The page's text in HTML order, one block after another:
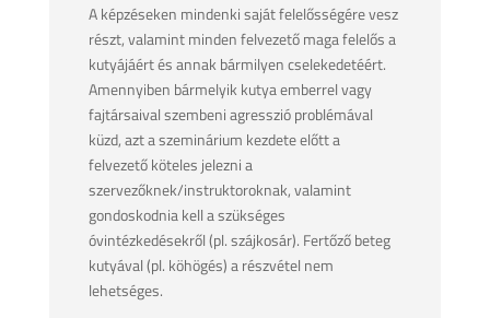
A képzéseken mindenki saját felelősségére vesz
részt, valamint minden felvezető maga felelős a
kutyájáért és annak bármilyen cselekedetéért.
Amennyiben bármelyik kutya emberrel vagy
fajtársaival szembeni agresszió problémával
küzd, azt a szeminárium kezdete előtt a
felvezető köteles jelezni a
szervezőknek/instruktoroknak, valamint
gondoskodnia kell a szükséges
óvintézkedésekről (pl. szájkosár). Fertőző beteg
kutyával (pl. köhögés) a részvétel nem
lehetséges.